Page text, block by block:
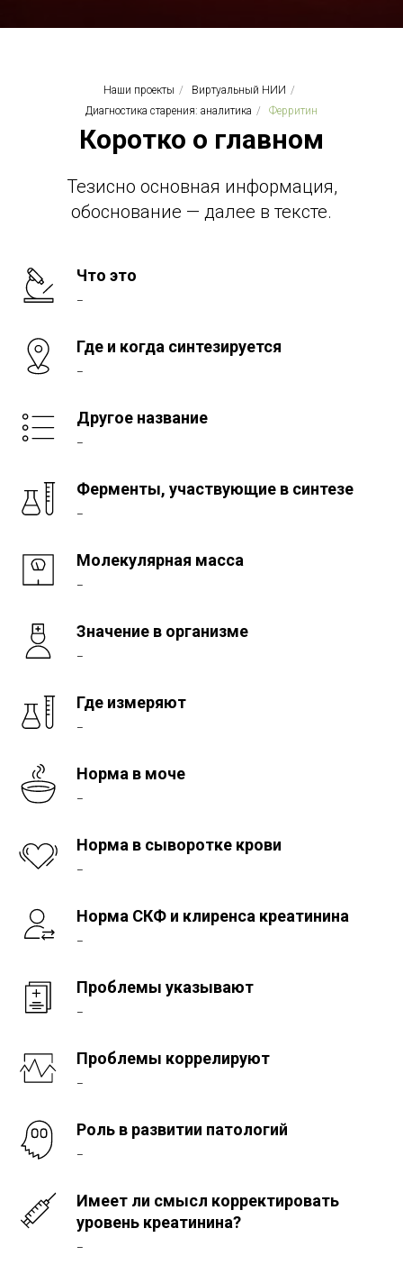
Наши проекты / Виртуальный НИИ /
Диагностика старения: аналитика / Ферритин
Коротко о главном
Тезисно основная информация,
обоснование — далее в тексте.
Что это
–
Где и когда синтезируется
–
Другое название
–
Ферменты, участвующие в синтезе
–
Молекулярная масса
–
Значение в организме
–
Где измеряют
–
Норма в моче
–
Норма в сыворотке крови
–
Норма СКФ и клиренса креатинина
–
Проблемы указывают
–
Проблемы коррелируют
–
Роль в развитии патологий
–
Имеет ли смысл корректировать
уровень креатинина?
–